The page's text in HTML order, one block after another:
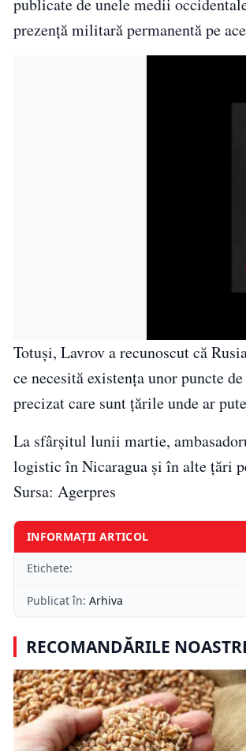
publicate de unele medii
prezenţă militară permanentă pe
Totuşi, Lavrov a recunoscut că
ce necesită existenţa unor puncte
precizat care sunt ţările unde ar
La sfârşitul lunii martie,
logistic în Nicaragua şi în alte ţări
Sursa: Agerpres
INFORMAȚII ARTICOL
Etichete:
Publicat în: Arhiva
RECOMANDĂRILE